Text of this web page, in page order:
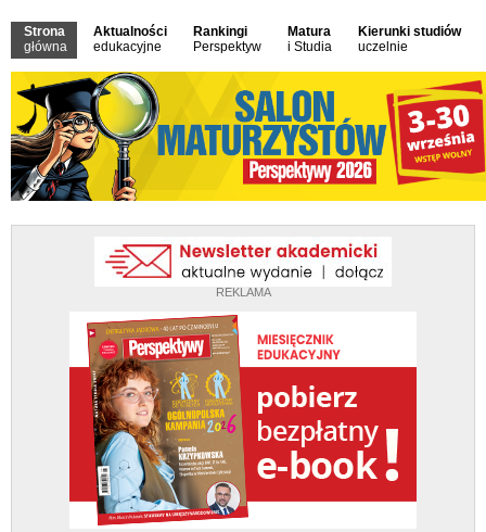
Strona
główna
Aktualności
edukacyjne
Rankingi
Perspektyw
Matura
i Studia
Kierunki studiów
uczelnie
REKLAMA